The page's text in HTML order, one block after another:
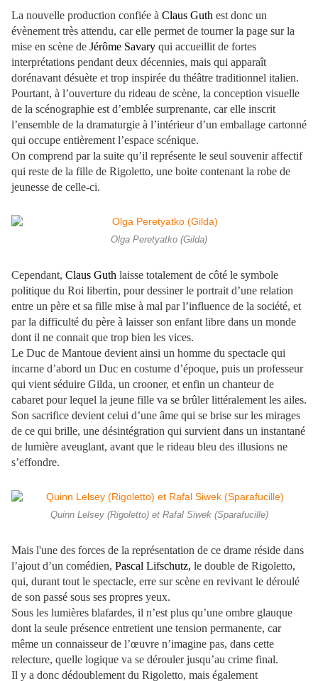
La nouvelle production confiée à Claus Guth est donc un
évènement très attendu, car elle permet de tourner la page sur la
mise en scène de Jérôme Savary qui accueillit de fortes
interprétations pendant deux décennies, mais qui apparaît
dorénavant désuète et trop inspirée du théâtre traditionnel italien.
Pourtant, à l’ouverture du rideau de scène, la conception visuelle
de la scénographie est d’emblée surprenante, car elle inscrit
l’ensemble de la dramaturgie à l’intérieur d’un emballage cartonné
qui occupe entièrement l’espace scénique.
On comprend par la suite qu’il représente le seul souvenir affectif
qui reste de la fille de Rigoletto, une boite contenant la robe de
jeunesse de celle-ci.
Olga Peretyatko (Gilda)
Cependant, Claus Guth laisse totalement de côté le symbole
politique du Roi libertin, pour dessiner le portrait d’une relation
entre un père et sa fille mise à mal par l’influence de la société, et
par la difficulté du père à laisser son enfant libre dans un monde
dont il ne connait que trop bien les vices.
Le Duc de Mantoue devient ainsi un homme du spectacle qui
incarne d’abord un Duc en costume d’époque, puis un professeur
qui vient séduire Gilda, un crooner, et enfin un chanteur de
cabaret pour lequel la jeune fille va se brûler littéralement les ailes.
Son sacrifice devient celui d’une âme qui se brise sur les mirages
de ce qui brille, une désintégration qui survient dans un instantané
de lumière aveuglant, avant que le rideau bleu des illusions ne
s’effondre.
Quinn Lelsey (Rigoletto) et Rafal Siwek (Sparafucille)
Mais l'une des forces de la représentation de ce drame réside dans
l’ajout d’un comédien, Pascal Lifschutz, le double de Rigoletto,
qui, durant tout le spectacle, erre sur scène en revivant le déroulé
de son passé sous ses propres yeux.
Sous les lumières blafardes, il n’est plus qu’une ombre glauque
dont la seule présence entretient une tension permanente, car
même un connaisseur de l’œuvre n’imagine pas, dans cette
relecture, quelle logique va se dérouler jusqu’au crime final.
Il y a donc dédoublement du Rigoletto, mais également